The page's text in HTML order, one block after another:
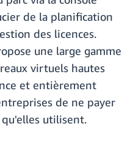
de la planification
des licences.
une large gamme
virtuels hautes
et entièrement
de ne payer
qu'elles utilisent.